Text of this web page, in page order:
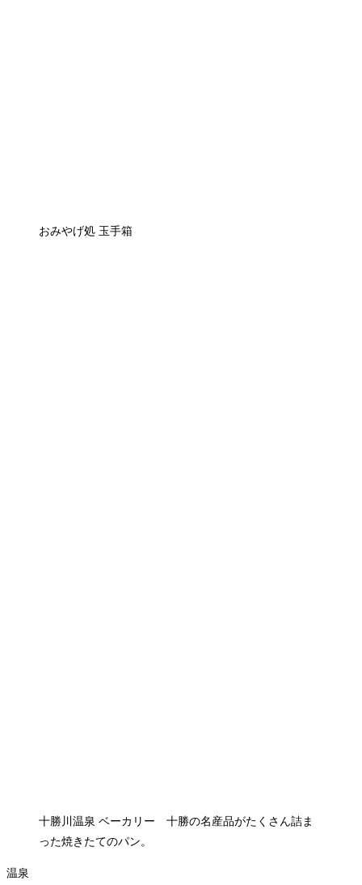
おみやげ処 玉手箱
十勝川温泉 ベーカリー 十勝の名産品がたくさん詰ま
った焼きたてのパン。
温泉